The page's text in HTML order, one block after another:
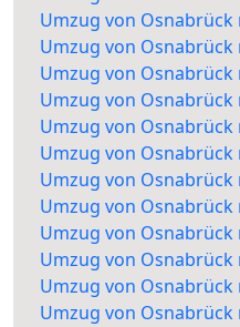
Umzug von
Umzug von Osnabrück
Umzug von
Umzug von Osnabrück
Umzug von Osnabrück
Umzug von Osnabrück
Umzug von Osnabrück
Umzug von Osnabrück
Umzug von Osnabrück
Umzug von Osnabrück
Umzug von Osnabrück
Umzug von Osnabrück